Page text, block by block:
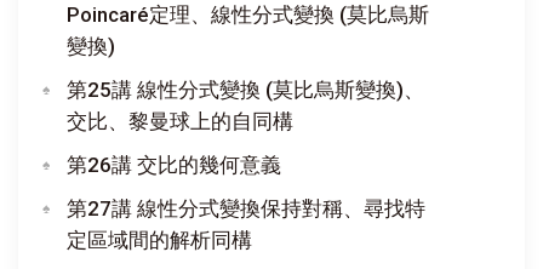
Poincaré定理、線性分式變換 (莫比烏斯
變換)
第25講 線性分式變換 (莫比烏斯變換)、
交比、黎曼球上的自同構
第26講 交比的幾何意義
第27講 線性分式變換保持對稱、尋找特
定區域間的解析同構